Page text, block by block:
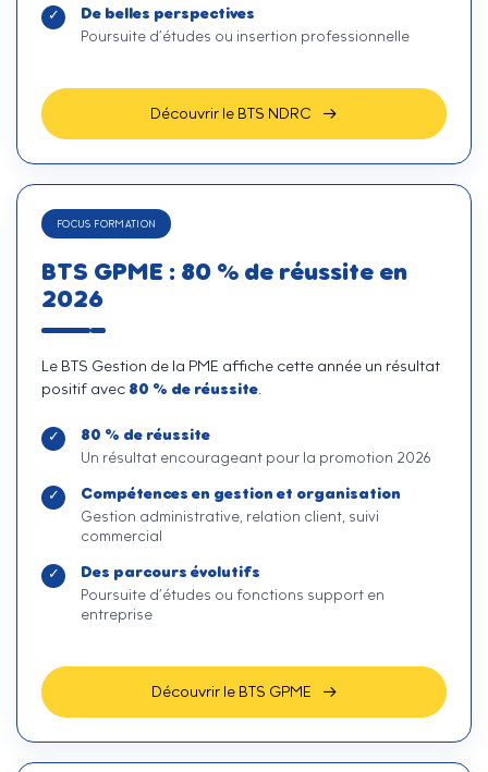
De belles perspectives
Poursuite d’études ou insertion professionnelle
Découvrir le BTS NDRC
FOCUS FORMATION
BTS GPME : 80 % de réussite en
2026
Le BTS Gestion de la PME affiche cette année un résultat
positif avec 80 % de réussite
80 % de réussite
Un résultat encourageant pour la promotion 2026
Compétences en gestion et organisation
Gestion administrative, relation client, suivi
commercial
Des parcours évolutifs
Poursuite d’études ou fonctions support en
entreprise
Découvrir le BTS GPME